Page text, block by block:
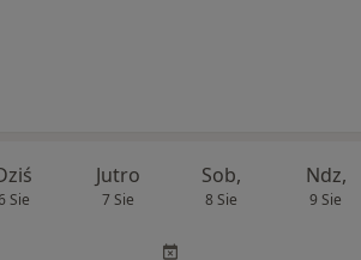
Sie
Jutro
7 Sie
Sob,
8 Sie
Ndz,
9 Sie